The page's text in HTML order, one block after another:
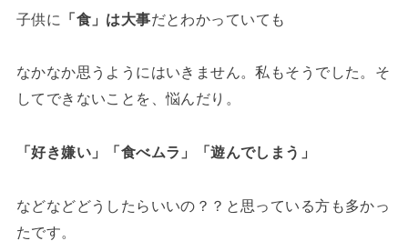
子供に 「食」は大事だとわかっていても
なかなか思うようにはいきません。私もそうでした。そ
してできないことを、悩んだり。
「好き嫌い」「食べムラ」「遊んでしまう」
などなどどうしたらいいの？？と思っている方も多かっ
たです。